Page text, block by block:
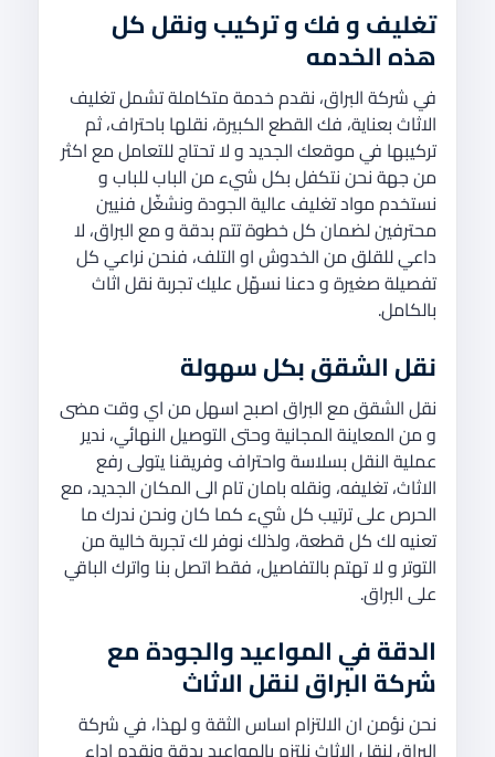
تغليف و فك و تركيب ونقلكل
هذه الخدمه
في شركة البراق، نقدم خدمة متكاملة تشمل تغليف
الاثاث بعناية، فك القطع الكبيرة، نقلها باحتراف، ثم
تركيبها في موقعك الجديد و لا تحتاج للتعامل مع اكثر
من جهة نحن نتكفل بكل شيء من الباب للباب و
نستخدم مواد تغليف عالية الجودة ونشغّل فنيين
محترفين لضمان كل خطوة تتم بدقة و مع البراق، لا
داعي للقلق من الخدوش او التلف، فنحن نراعي كل
تفصيلة صغيرة و دعنا نسهّل عليك تجربة نقل اثاث
بالكامل.
نقل الشقق بكل سهولة
نقل الشقق مع البراق اصبح اسهل من اي وقت مضى
و من المعاينة المجانية وحتى التوصيل النهائي، ندير
عملية النقل بسلاسة واحتراف وفريقنا يتولى رفع
الاثاث، تغليفه، ونقله بامان تام الى المكان الجديد، مع
الحرص على ترتيب كل شيء كما كان ونحن ندرك ما
تعنيه لك كل قطعة، ولذلك نوفر لك تجربة خالية من
التوتر و لا تهتم بالتفاصيل، فقط اتصل بنا واترك الباقي
على البراق.
الدقة في المواعيد والجودة مع
شركة البراق لنقل الاثاث
نحن نؤمن ان الالتزام اساس الثقة و لهذا، في شركة
البراق لنقل الاثاث نلتزم بالمواعيد بدقة ونقدم اداء